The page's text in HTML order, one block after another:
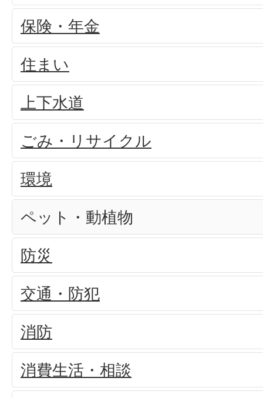
保険・年金
住まい
上下水道
ごみ・リサイクル
環境
ペット・動植物
防災
交通・防犯
消防
消費生活・相談